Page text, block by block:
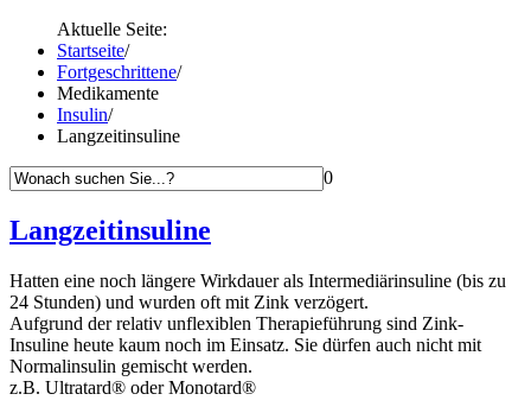
Aktuelle Seite:
Startseite/
Fortgeschrittene/
Medikamente
Insulin/
Langzeitinsuline
0
Langzeitinsuline
Hatten eine noch längere Wirkdauer als Intermediärinsuline (bis zu
24 Stunden) und wurden oft mit Zink verzögert.
Aufgrund der relativ unflexiblen Therapieführung sind Zink-
Insuline heute kaum noch im Einsatz. Sie dürfen auch nicht mit
Normalinsulin gemischt werden.
z.B. Ultratard® oder Monotard®